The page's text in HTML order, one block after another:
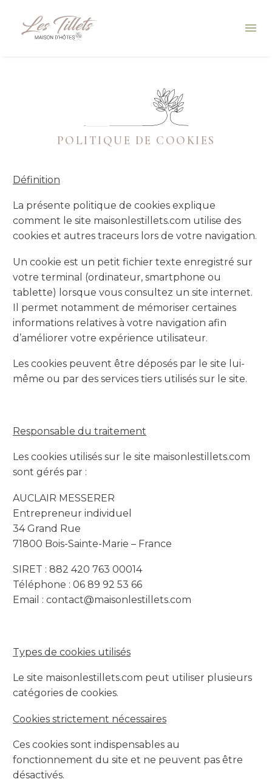
POLITIQUE DE COOKIES
Définition
La présente politique de cookies explique
comment le site maisonlestillets.com utilise des
cookies et autres traceurs lors de votre navigation.
Un cookie est un petit fichier texte enregistré sur
votre terminal (ordinateur, smartphone ou
tablette) lorsque vous consultez un site internet.
Il permet notamment de mémoriser certaines
informations relatives à votre navigation afin
d’améliorer votre expérience utilisateur.
Les cookies peuvent être déposés par le site lui-
même ou par des services tiers utilisés sur le site.
Responsable du traitement
Les cookies utilisés sur le site maisonlestillets.com
sont gérés par :
AUCLAIR MESSERER
Entrepreneur individuel
34 Grand Rue
71800 Bois-Sainte-Marie – France
SIRET : 882 420 763 00014
Téléphone : 06 89 92 53 66
Email : contact@maisonlestillets.com
Types de cookies utilisés
Le site maisonlestillets.com peut utiliser plusieurs
catégories de cookies.
Cookies strictement nécessaires
Ces cookies sont indispensables au
fonctionnement du site et ne peuvent pas être
désactivés.